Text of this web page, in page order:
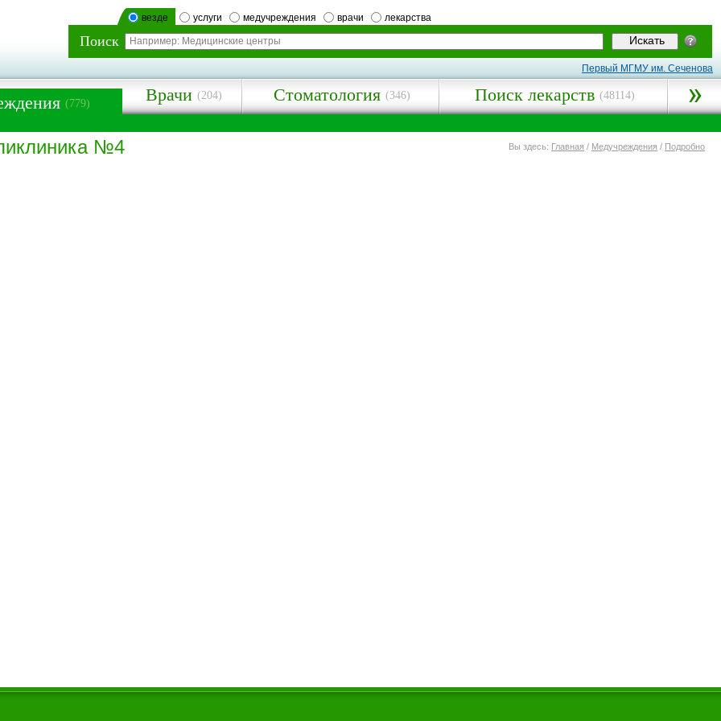
везде услуги медучреждения врачи лекарства
Поиск
Первый МГМУ им. Сеченова
(779) Врачи (204) Стоматология (346) Поиск лекарств (48114)
№4 Вы здесь: Главная / Медучреждения / Подробно